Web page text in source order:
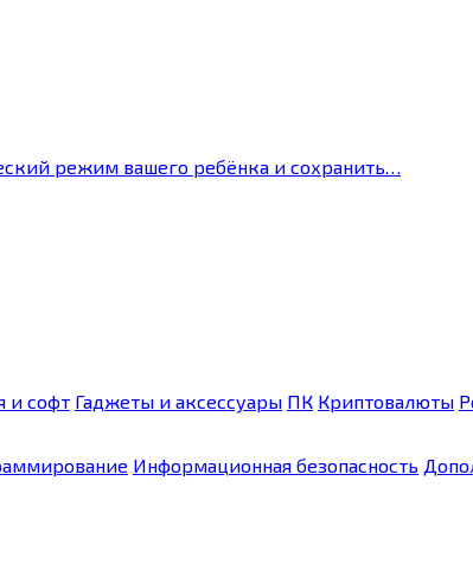
режим вашего ребёнка и сохранить…
и софт Гаджеты и аксессуары ПК Криптовалюты
Информационная безопасность